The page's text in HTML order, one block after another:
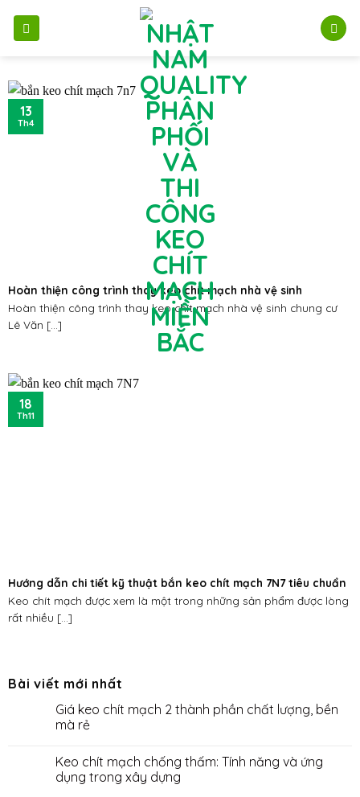
Hoàn thiện công trình thay keo chít mạch nhà vệ sinh
Hoàn thiện công trình thay keo chít mạch nhà vệ sinh chung cư
Lê Văn [...]
13
Th4
Hướng dẫn chi tiết kỹ thuật bắn keo chít mạch 7N7 tiêu chuẩn
Keo chít mạch được xem là một trong những sản phẩm được lòng
rất nhiều [...]
18
Th11
Bài viết mới nhất
Giá keo chít mạch 2 thành phần chất lượng, bền
mà rẻ
Keo chít mạch chống thấm: Tính năng và ứng
dụng trong xây dựng